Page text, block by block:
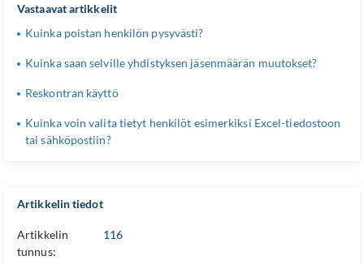
Artikkelin tiedot
Artikkelin
tunnus:
116
Vastaavat artikkelit
Kuinka poistan henkilön pysyvästi?
Kuinka saan selville yhdistyksen jäsenmäärän muutokset?
Reskontran käyttö
Kuinka voin valita tietyt henkilöt esimerkiksi Excel-tiedostoon
tai sähköpostiin?